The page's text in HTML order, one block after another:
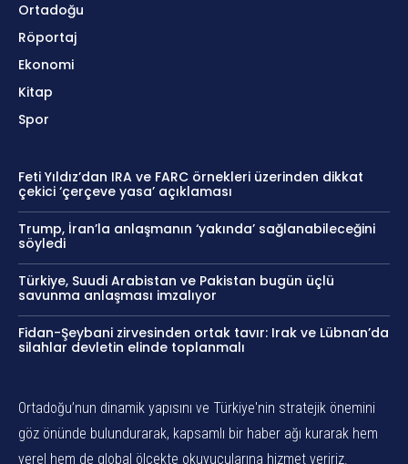
Ortadoğu
Röportaj
Ekonomi
Kitap
Spor
Feti Yıldız’dan IRA ve FARC örnekleri üzerinden dikkat
çekici ‘çerçeve yasa’ açıklaması
Trump, İran’la anlaşmanın ‘yakında’ sağlanabileceğini
söyledi
Türkiye, Suudi Arabistan ve Pakistan bugün üçlü
savunma anlaşması imzalıyor
Fidan-Şeybani zirvesinden ortak tavır: Irak ve Lübnan’da
silahlar devletin elinde toplanmalı
Ortadoğu’nun dinamik yapısını ve Türkiye'nin stratejik önemini
göz önünde bulundurarak, kapsamlı bir haber ağı kurarak hem
yerel hem de global ölçekte okuyucularına hizmet veririz.